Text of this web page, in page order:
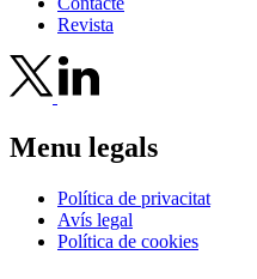
Revista
Menu legals
Política de privacitat
Avís legal
Política de cookies